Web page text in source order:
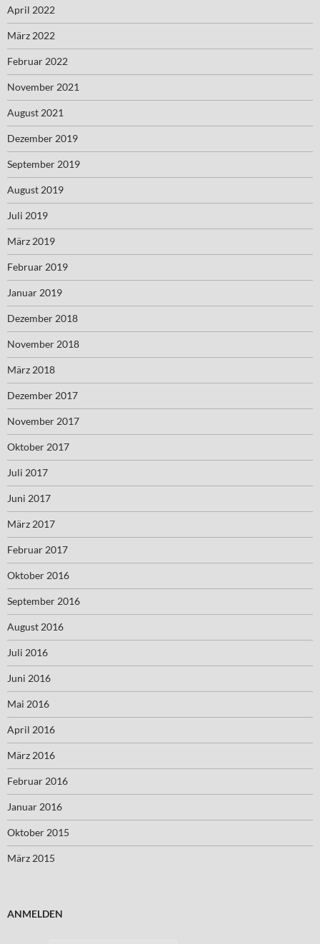
April 2022
März 2022
Februar 2022
November 2021
August 2021
Dezember 2019
September 2019
August 2019
Juli 2019
März 2019
Februar 2019
Januar 2019
Dezember 2018
November 2018
März 2018
Dezember 2017
November 2017
Oktober 2017
Juli 2017
Juni 2017
März 2017
Februar 2017
Oktober 2016
September 2016
August 2016
Juli 2016
Juni 2016
Mai 2016
April 2016
März 2016
Februar 2016
Januar 2016
Oktober 2015
März 2015
ANMELDEN